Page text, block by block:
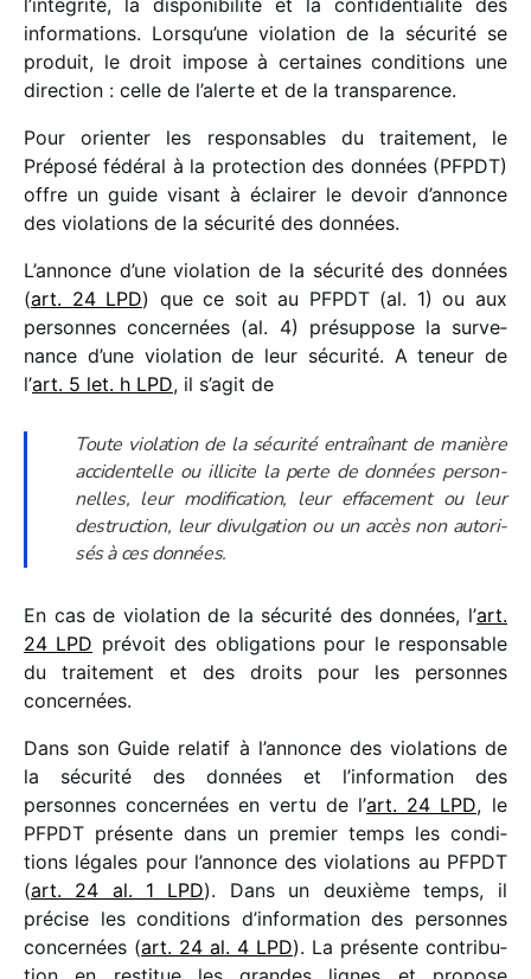
l’in­té­grité, la dispo­ni­bi­lité et la confi­den­tia­lité des
infor­ma­tions. Lorsqu’une viola­tion de la sécu­rité se
produit, le droit impose à certaines condi­tions une
direc­tion : celle de l’alerte et de la transparence.
Pour orien­ter les respon­sables du trai­te­ment, le
Préposé fédé­ral à la protec­tion des données (PFPDT)
offre un guide visant à éclai­rer le devoir d’annonce
des viola­tions de la sécu­rité des données.
L’annonce d’une viola­tion de la sécu­rité des données
(art. 24 LPD) que ce soit au PFPDT (al. 1) ou aux
personnes concer­nées (al. 4) présup­pose la surve­
nance d’une viola­tion de leur sécu­rité. A teneur de
l’art. 5 let. h LPD, il s’agit de
Toute viola­tion de la sécu­rité entraî­nant de manière
acci­den­telle ou illi­cite la perte de données person­
nelles, leur modi­fi­ca­tion, leur effa­ce­ment ou leur
destruc­tion, leur divul­ga­tion ou un accès non auto­ri­
sés à ces données.
En cas de viola­tion de la sécu­rité des données, l’art.
24 LPD prévoit des obli­ga­tions pour le respon­sable
du trai­te­ment et des droits pour les personnes
concernées.
Dans son Guide rela­tif à l’annonce des viola­tions de
la sécu­rité des données et l’information des
personnes concer­nées en vertu de l’art. 24 LPD, le
PFPDT présente dans un premier temps les condi­
tions légales pour l’annonce des viola­tions au PFPDT
(art. 24 al. 1 LPD). Dans un deuxième temps, il
précise les condi­tions d’information des personnes
concer­nées (art. 24 al. 4 LPD). La présente contri­bu­